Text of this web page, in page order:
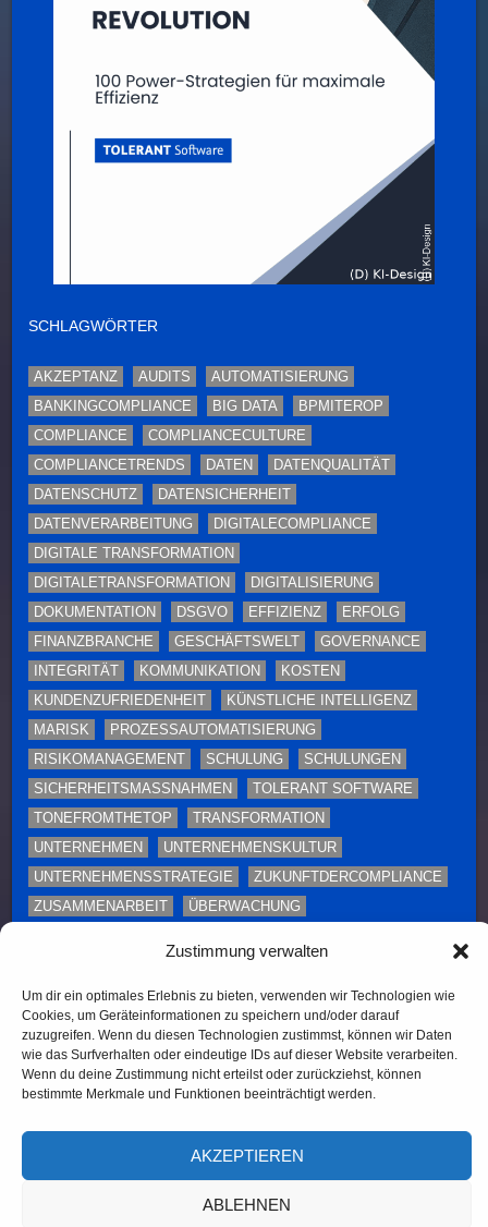
Zustimmung verwalten
Um dir ein optimales Erlebnis zu bieten, verwenden wir Technologien wie
Cookies, um Geräteinformationen zu speichern und/oder darauf
zuzugreifen. Wenn du diesen Technologien zustimmst, können wir Daten
wie das Surfverhalten oder eindeutige IDs auf dieser Website verarbeiten.
Wenn du deine Zustimmung nicht erteilst oder zurückziehst, können
bestimmte Merkmale und Funktionen beeinträchtigt werden.
AKZEPTIEREN
ABLEHNEN
SCHLAGWÖRTER
AKZEPTANZ AUDITS
AUTOMATISIERUNG
BANKINGCOMPLIANCE
BIG DATA
BPMITEROP
COMPLIANCE
COMPLIANCECULTURE
COMPLIANCETRENDS
DATEN
DATENQUALITÄT
DATENSCHUTZ
DATENSICHERHEIT
DATENVERARBEITUNG
DIGITALECOMPLIANCE
DIGITALE TRANSFORMATION
DIGITALETRANSFORMATION
DIGITALISIERUNG
DOKUMENTATION
DSGVO EFFIZIENZ
ERFOLG
FINANZBRANCHE
GESCHÄFTSWELT
GOVERNANCE
INTEGRITÄT
KOMMUNIKATION
KOSTEN
KUNDENZUFRIEDENHEIT
KÜNSTLICHE INTELLIGENZ
MARISK
PROZESSAUTOMATISIERUNG
RISIKOMANAGEMENT
SCHULUNG
SCHULUNGEN
SICHERHEITSMASSNAHMEN
TOLERANT SOFTWARE
TONEFROMTHETOP
TRANSFORMATION
UNTERNEHMEN
UNTERNEHMENSKULTUR
UNTERNEHMENSSTRATEGIE
ZUKUNFTDERCOMPLIANCE
ZUSAMMENARBEIT
ÜBERWACHUNG
Diese Webseite enthält Inhalte und Medien, die ganz
wurden. Namen, Personenabbildungen und Beispiele
dienen – sofern nicht ausdrücklich anders
gekennzeichnet – ausschließlich illustrativen Zwecken.